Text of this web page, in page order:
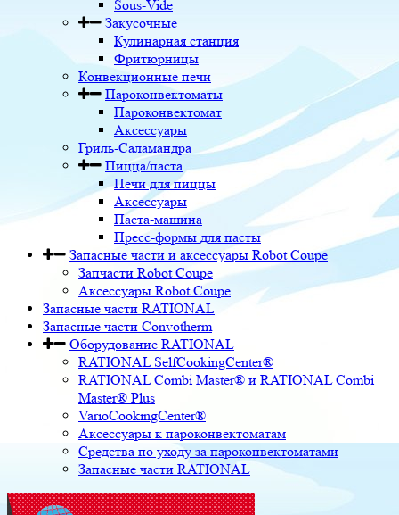
Sous-Vide
Закусочные
Кулинарная станция
Фритюрницы
Конвекционные печи
Пароконвектоматы
Пароконвектомат
Аксессуары
Гриль-Саламандра
Пицца/паста
Печи для пиццы
Аксессуары
Паста-машина
Пресс-формы для пасты
Запасные части и аксессуары Robot Coupe
Запчасти Robot Coupe
Аксессуары Robot Coupe
Запасные части RATIONAL
Запасные части Convotherm
Оборудование RATIONAL
RATIONAL SelfCookingCenter®
RATIONAL Combi Master® и RATIONAL Combi
Master® Plus
VarioCookingCenter®
Аксессуары к пароконвектоматам
Средства по уходу за пароконвектоматами
Запасные части RATIONAL